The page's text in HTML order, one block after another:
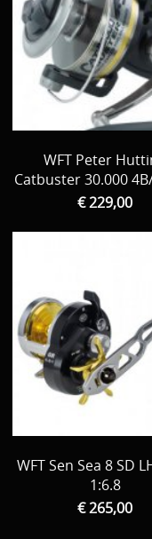
cadeau bon
2e hands 2e kans
WFT Peter
Catbuster 30.000
€ 229,00
WFT Sen Sea 8 SD
1:6.8
€ 265,00